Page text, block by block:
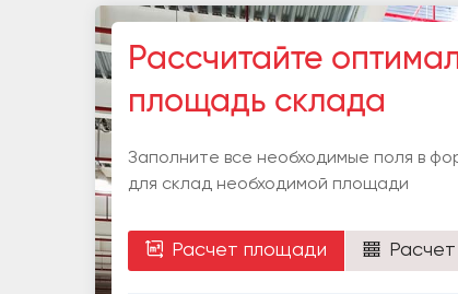
Рассчитайте
площадь склада
Заполните все необходимые поля в
для склад необходимой площади
Расчет площади